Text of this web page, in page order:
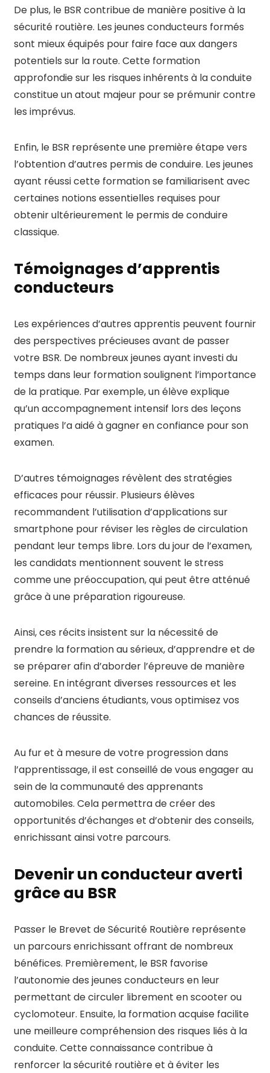
De plus, le BSR contribue de manière positive à la
sécurité routière. Les jeunes conducteurs formés
sont mieux équipés pour faire face aux dangers
potentiels sur la route. Cette formation
approfondie sur les risques inhérents à la conduite
constitue un atout majeur pour se prémunir contre
les imprévus.
Enfin, le BSR représente une première étape vers
l’obtention d’autres permis de conduire. Les jeunes
ayant réussi cette formation se familiarisent avec
certaines notions essentielles requises pour
obtenir ultérieurement le permis de conduire
classique.
Témoignages d’apprentis
conducteurs
Les expériences d’autres apprentis peuvent fournir
des perspectives précieuses avant de passer
votre BSR. De nombreux jeunes ayant investi du
temps dans leur formation soulignent l’importance
de la pratique. Par exemple, un élève explique
qu’un accompagnement intensif lors des leçons
pratiques l’a aidé à gagner en confiance pour son
examen.
D’autres témoignages révèlent des stratégies
efficaces pour réussir. Plusieurs élèves
recommandent l’utilisation d’applications sur
smartphone pour réviser les règles de circulation
pendant leur temps libre. Lors du jour de l’examen,
les candidats mentionnent souvent le stress
comme une préoccupation, qui peut être atténué
grâce à une préparation rigoureuse.
Ainsi, ces récits insistent sur la nécessité de
prendre la formation au sérieux, d’apprendre et de
se préparer afin d’aborder l’épreuve de manière
sereine. En intégrant diverses ressources et les
conseils d’anciens étudiants, vous optimisez vos
chances de réussite.
Au fur et à mesure de votre progression dans
l’apprentissage, il est conseillé de vous engager au
sein de la communauté des apprenants
automobiles. Cela permettra de créer des
opportunités d’échanges et d’obtenir des conseils,
enrichissant ainsi votre parcours.
Devenir un conducteur averti
grâce au BSR
Passer le Brevet de Sécurité Routière représente
un parcours enrichissant offrant de nombreux
bénéfices. Premièrement, le BSR favorise
l’autonomie des jeunes conducteurs en leur
permettant de circuler librement en scooter ou
cyclomoteur. Ensuite, la formation acquise facilite
une meilleure compréhension des risques liés à la
conduite. Cette connaissance contribue à
renforcer la sécurité routière et à éviter les